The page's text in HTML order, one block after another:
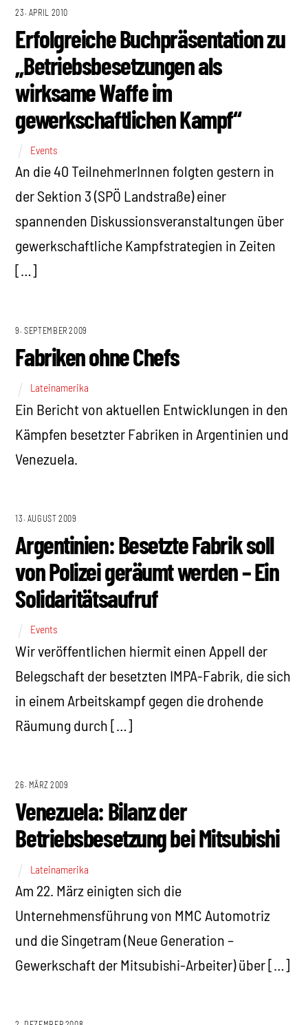
23. APRIL 2010
Erfolgreiche Buchpräsentation zu
„Betriebsbesetzungen als
wirksame Waffe im
gewerkschaftlichen Kampf“
Events
An die 40 TeilnehmerInnen folgten gestern in
der Sektion 3 (SPÖ Landstraße) einer
spannenden Diskussionsveranstaltungen über
gewerkschaftliche Kampfstrategien in Zeiten
[…]
9. SEPTEMBER 2009
Fabriken ohne Chefs
Lateinamerika
Ein Bericht von aktuellen Entwicklungen in den
Kämpfen besetzter Fabriken in Argentinien und
Venezuela.
13. AUGUST 2009
Argentinien: Besetzte Fabrik soll
von Polizei geräumt werden – Ein
Solidaritätsaufruf
Events
Wir veröffentlichen hiermit einen Appell der
Belegschaft der besetzten IMPA-Fabrik, die sich
in einem Arbeitskampf gegen die drohende
Räumung durch […]
26. MÄRZ 2009
Venezuela: Bilanz der
Betriebsbesetzung bei Mitsubishi
Lateinamerika
Am 22. März einigten sich die
Unternehmensführung von MMC Automotriz
und die Singetram (Neue Generation –
Gewerkschaft der Mitsubishi-Arbeiter) über […]